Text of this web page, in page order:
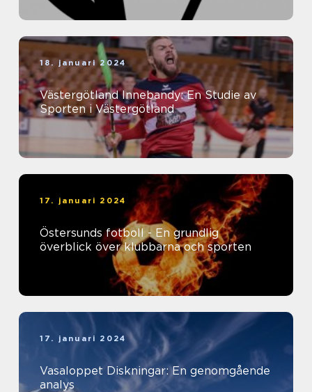
18. januari 2024
Västergötland Innebandy: En Studie av
Sporten i Västergötland
17. januari 2024
Östersunds fotboll - En grundlig
överblick över klubbarna och sporten
17. januari 2024
Vasaloppet Diskningar: En genomgående
analys